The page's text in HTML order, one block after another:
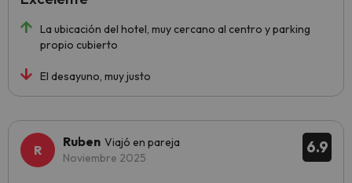
La ubicación del hotel, muy cercano al centro y parking
propio cubierto
El desayuno, muy justo
6.9
Ruben Viajó en pareja
Noviembre 2025